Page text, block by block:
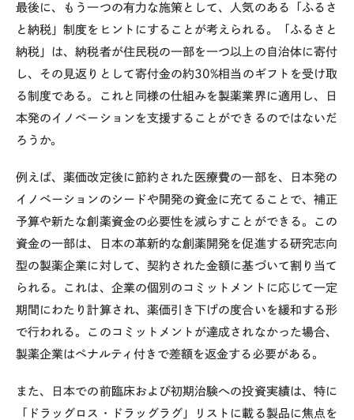
最後に、もう一つの有力な施策として、人気のある「ふるさ
と納税」制度をヒントにすることが考えられる。「ふるさと
納税」は、納税者が住民税の一部を一つ以上の自治体に寄付
し、その見返りとして寄付金の約30%相当のギフトを受け取
る制度である。これと同様の仕組みを製薬業界に適用し、日
本発のイノベーションを支援することができるのではないだ
ろうか。
例えば、薬価改定後に節約された医療費の一部を、日本発の
イノベーションのシードや開発の資金に充てることで、補正
予算や新たな創薬資金の必要性を減らすことができる。この
資金の一部は、日本の革新的な創薬開発を促進する研究志向
型の製薬企業に対して、契約された金額に基づいて割り当て
られる。これは、企業の個別のコミットメントに応じて一定
期間にわたり計算され、薬価引き下げの度合いを緩和する形
で行われる。このコミットメントが達成されなかった場合、
製薬企業はペナルティ付きで差額を返金する必要がある。
また、日本での前臨床および初期治験への投資実績は、特に
「ドラッグロス・ドラッグラグ」リストに載る製品に焦点を